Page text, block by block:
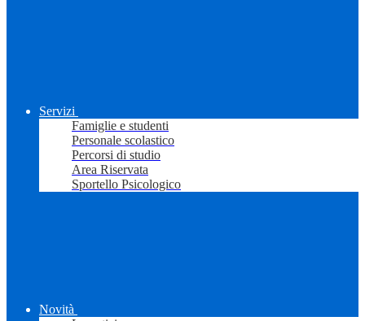
Servizi
Famiglie e studenti
Personale scolastico
Percorsi di studio
Area Riservata
Sportello Psicologico
Novità